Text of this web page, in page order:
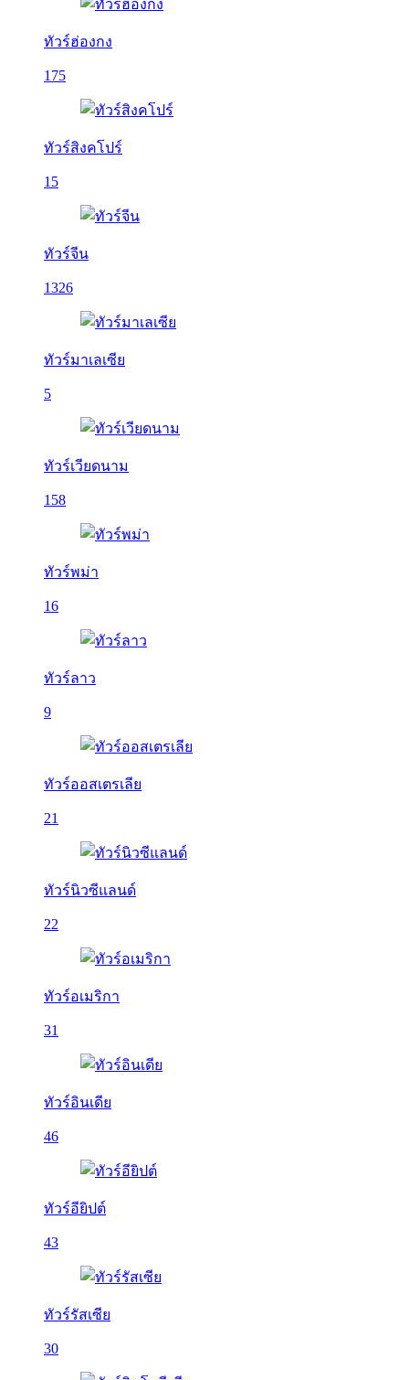
ทัวร์ฮ่องกง
175
ทัวร์สิงคโปร์
15
ทัวร์จีน
1326
ทัวร์มาเลเซีย
5
ทัวร์เวียดนาม
158
ทัวร์พม่า
16
ทัวร์ลาว
9
ทัวร์ออสเตรเลีย
21
ทัวร์นิวซีแลนด์
22
ทัวร์อเมริกา
31
ทัวร์อินเดีย
46
ทัวร์อียิปต์
43
ทัวร์รัสเซีย
30